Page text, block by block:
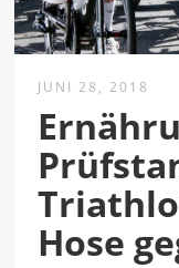
JUNI 28, 2018
Hose